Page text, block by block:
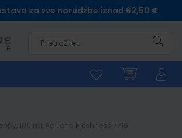
za sve narudžbe iznad 62,50 €